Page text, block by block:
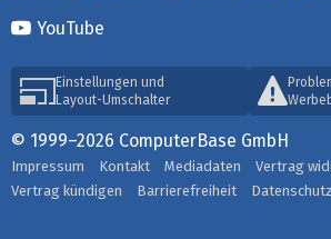
YouTube
Einstellungen und
Layout-Umschalter
© 1999–2026 ComputerBase GmbH
Impressum Kontakt Mediadaten
Vertrag
Vertrag kündigen
Barrierefreiheit Datenschutz